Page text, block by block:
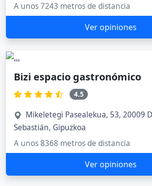
A unos 7243 metros de distancia
Ver opiniones
Bizi espacio gastronómico
4.5
Mikeletegi Pasealekua, 53, 20009
Sebastián, Gipuzkoa
A unos 8368 metros de distancia
Ver opiniones